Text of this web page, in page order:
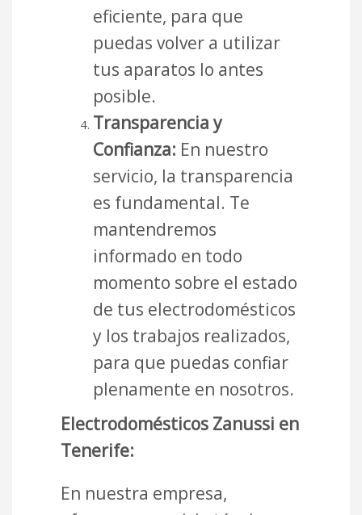
eficiente, para que
puedas volver a utilizar
tus aparatos lo antes
posible.
Transparencia y
Confianza: En nuestro
servicio, la transparencia
es fundamental. Te
mantendremos
informado en todo
momento sobre el estado
de tus electrodomésticos
y los trabajos realizados,
para que puedas confiar
plenamente en nosotros.
Electrodomésticos Zanussi en
Tenerife:
En nuestra empresa,